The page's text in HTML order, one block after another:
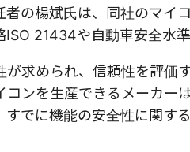
の楊斌氏は、同社のマイ
21434や自動車安全水
が求められ、信頼性を評
ンを生産できるメーカー
でに機能の安全性に関す